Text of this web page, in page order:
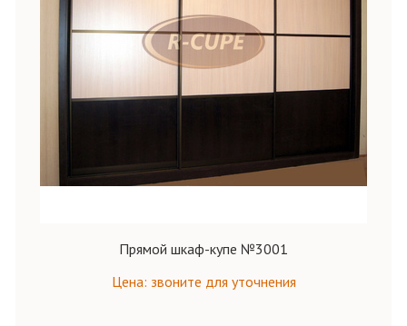
Прямой шкаф-купе №3001
Цена: звоните для уточнения